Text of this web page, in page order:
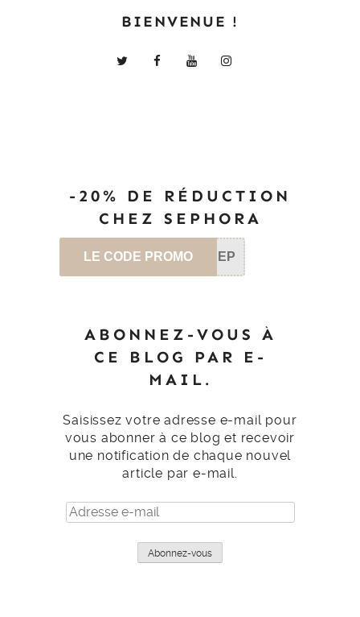
BIENVENUE !
-20% DE RÉDUCTION
CHEZ SEPHORA
LE CODE PROMO SEP
ABONNEZ-VOUS À
CE BLOG PAR E-
MAIL.
Saisissez votre adresse e-mail pour
vous abonner à ce blog et recevoir
une notification de chaque nouvel
article par e-mail.
Adresse
e-
Abonnez-vous